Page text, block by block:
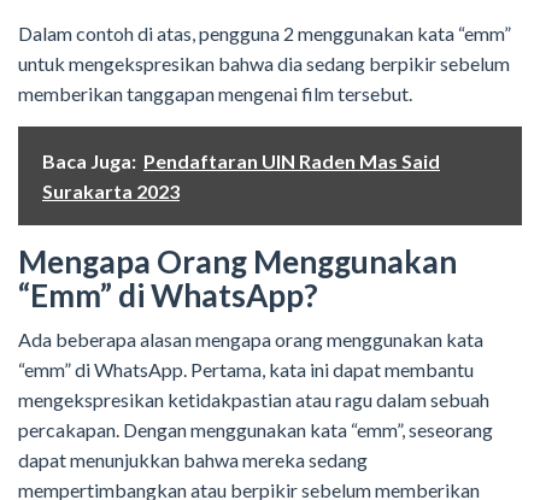
Dalam contoh di atas, pengguna 2 menggunakan kata “emm”
untuk mengekspresikan bahwa dia sedang berpikir sebelum
memberikan tanggapan mengenai film tersebut.
Baca Juga: Pendaftaran UIN Raden Mas Said
Surakarta 2023
Mengapa Orang Menggunakan
“Emm” di WhatsApp?
Ada beberapa alasan mengapa orang menggunakan kata
“emm” di WhatsApp. Pertama, kata ini dapat membantu
mengekspresikan ketidakpastian atau ragu dalam sebuah
percakapan. Dengan menggunakan kata “emm”, seseorang
dapat menunjukkan bahwa mereka sedang
mempertimbangkan atau berpikir sebelum memberikan